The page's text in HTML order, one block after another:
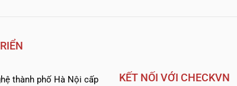
thành phố Hà Nội cấp
KẾT NỐI VỚI CHECKVN